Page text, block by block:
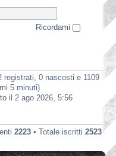
Ricordami
registrati, 0 nascosti e 1109
5 minuti)
il 2 ago 2026, 5:56
2223 • Totale iscritti 2523